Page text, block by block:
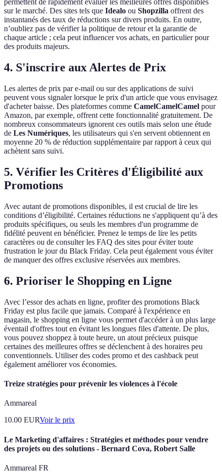
permettent de rapidement évaluer les meilleures offres disponibles
sur le marché. Des sites tels que Idealo ou Shopzilla offrent des
instantanés des taux de réductions sur divers produits. En outre,
n’oubliez pas de vérifier la politique de retour et la garantie de
chaque article ; cela peut influencer vos achats, en particulier pour
des produits majeurs.
4. S'inscrire aux Alertes de Prix
Les alertes de prix par e-mail ou sur des applications de suivi
peuvent vous signaler lorsque le prix d'un article que vous envisagez
d'acheter baisse. Des plateformes comme CamelCamelCamel pour
Amazon, par exemple, offrent cette fonctionnalité gratuitement. De
nombreux consommateurs ignorent ces outils mais selon une étude
de Les Numériques, les utilisateurs qui s'en servent obtiennent en
moyenne 20 % de réduction supplémentaire par rapport à ceux qui
achètent sans suivi.
5. Vérifier les Critères d'Éligibilité aux
Promotions
Avec autant de promotions disponibles, il est crucial de lire les
conditions d’éligibilité. Certaines réductions ne s'appliquent qu’à des
produits spécifiques, ou seuls les membres d'un programme de
fidélité peuvent en bénéficier. Prenez le temps de lire les petits
caractères ou de consulter les FAQ des sites pour éviter toute
frustration le jour du Black Friday. Cela peut également vous éviter
de manquer des offres exclusive réservées aux membres.
6. Prioriser le Shopping en Ligne
Avec l’essor des achats en ligne, profiter des promotions Black
Friday est plus facile que jamais. Comparé à l'expérience en
magasin, le shopping en ligne vous permet d'accéder à un plus large
éventail d'offres tout en évitant les longues files d'attente. De plus,
vous pouvez shoppez à toute heure, un atout précieux puisque
certaines des meilleures offres se déclenchent à des horaires peu
conventionnels. Utiliser des codes promo et des cashback peut
également améliorer vos économies.
Treize stratégies pour prévenir les violences à l'école
Ammareal
10.00 EURVoir le prix
Le Marketing d'affaires : Stratégies et méthodes pour vendre
des projets ou des solutions - Bernard Cova, Robert Salle
Ammareal FR